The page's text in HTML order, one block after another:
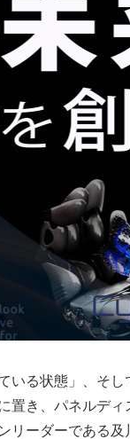
る状態」、そ
き、パネルデ
ーダーである